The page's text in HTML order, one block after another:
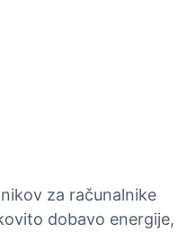
za računalnike
dobavo energije,